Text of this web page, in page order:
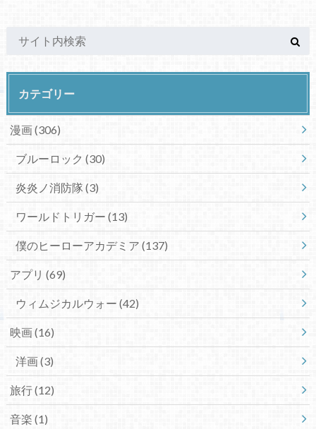
カテゴリー
漫画(306)
ブルーロック (30)
炎炎ノ消防隊 (3)
ワールドトリガー (13)
僕のヒーローアカデミア (137)
アプリ (69)
ウィムジカルウォー (42)
映画(16)
洋画(3)
旅行(12)
音楽 (1)